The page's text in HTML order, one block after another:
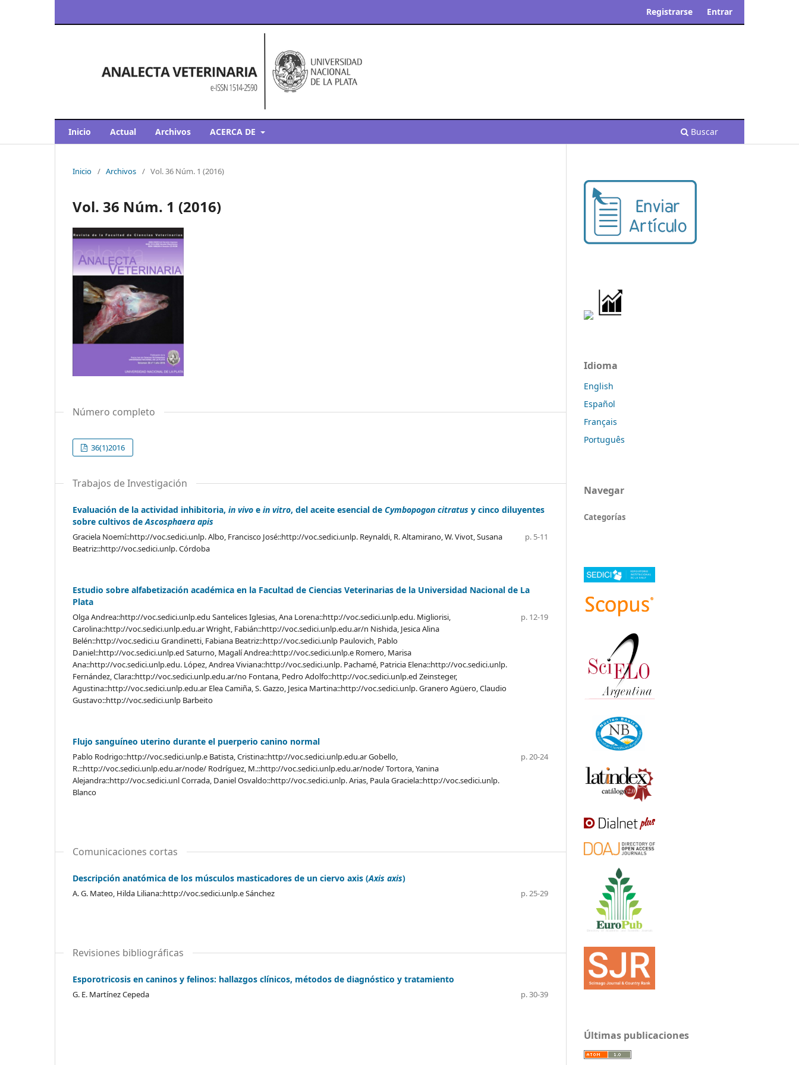
Inicio Actual Archivos ACERCA DE Buscar
Registrarse Entrar
Inicio / Archivos / Vol. 36 Núm. 1 (2016)
Vol. 36 Núm. 1 (2016)
Número completo
36(1)2016
Trabajos de Investigación
Evaluación de la actividad inhibitoria, in vivo e in vitro, del aceite esencial de Cymbopogon citratus y cinco diluyentes
sobre cultivos deAscosphaera apis
Graciela Noemí::http://voc.sedici.unlp. Albo, Francisco José::http://voc.sedici.unlp. Reynaldi, R. Altamirano, W. Vivot, Susana
Beatriz::http://voc.sedici.unlp. Córdoba
p. 5-11
Estudio sobre alfabetización académica en la Facultad de Ciencias Veterinarias de la Universidad Nacional de La
Plata
Olga Andrea::http://voc.sedici.unlp.edu Santelices Iglesias, Ana Lorena::http://voc.sedici.unlp.edu. Migliorisi,
Carolina::http://voc.sedici.unlp.edu.ar Wright, Fabián::http://voc.sedici.unlp.edu.ar/n Nishida, Jesica Alina
Belén::http://voc.sedici.u Grandinetti, Fabiana Beatriz::http://voc.sedici.unlp Paulovich, Pablo
Daniel::http://voc.sedici.unlp.ed Saturno, Magalí Andrea::http://voc.sedici.unlp.e Romero, Marisa
Ana::http://voc.sedici.unlp.edu. López, Andrea Viviana::http://voc.sedici.unlp. Pachamé, Patricia Elena::http://voc.sedici.unlp.
Fernández, Clara::http://voc.sedici.unlp.edu.ar/no Fontana, Pedro Adolfo::http://voc.sedici.unlp.ed Zeinsteger,
Agustina::http://voc.sedici.unlp.edu.ar Elea Camiña, S. Gazzo, Jesica Martina::http://voc.sedici.unlp. Granero Agüero, Claudio
Gustavo::http://voc.sedici.unlp Barbeito
p. 12-19
Flujo sanguíneo uterino durante el puerperio canino normal
Pablo Rodrigo::http://voc.sedici.unlp.e Batista, Cristina::http://voc.sedici.unlp.edu.ar Gobello,
R.::http://voc.sedici.unlp.edu.ar/node/ Rodríguez, M.::http://voc.sedici.unlp.edu.ar/node/ Tortora, Yanina
Alejandra::http://voc.sedici.unl Corrada, Daniel Osvaldo::http://voc.sedici.unlp. Arias, Paula Graciela::http://voc.sedici.unlp.
Blanco
p. 20-24
Comunicaciones cortas
Descripción anatómica de los músculos masticadores de un ciervo axis (Axis axis)
A. G. Mateo, Hilda Liliana::http://voc.sedici.unlp.e Sánchez p. 25-29
Revisiones bibliográficas
Esporotricosis en caninos y felinos: hallazgos clínicos, métodos de diagnóstico y tratamiento
G. E. Martínez Cepeda p. 30-39
Idioma
English
Español
Français
Português
Navegar
Categorías
Últimas publicaciones